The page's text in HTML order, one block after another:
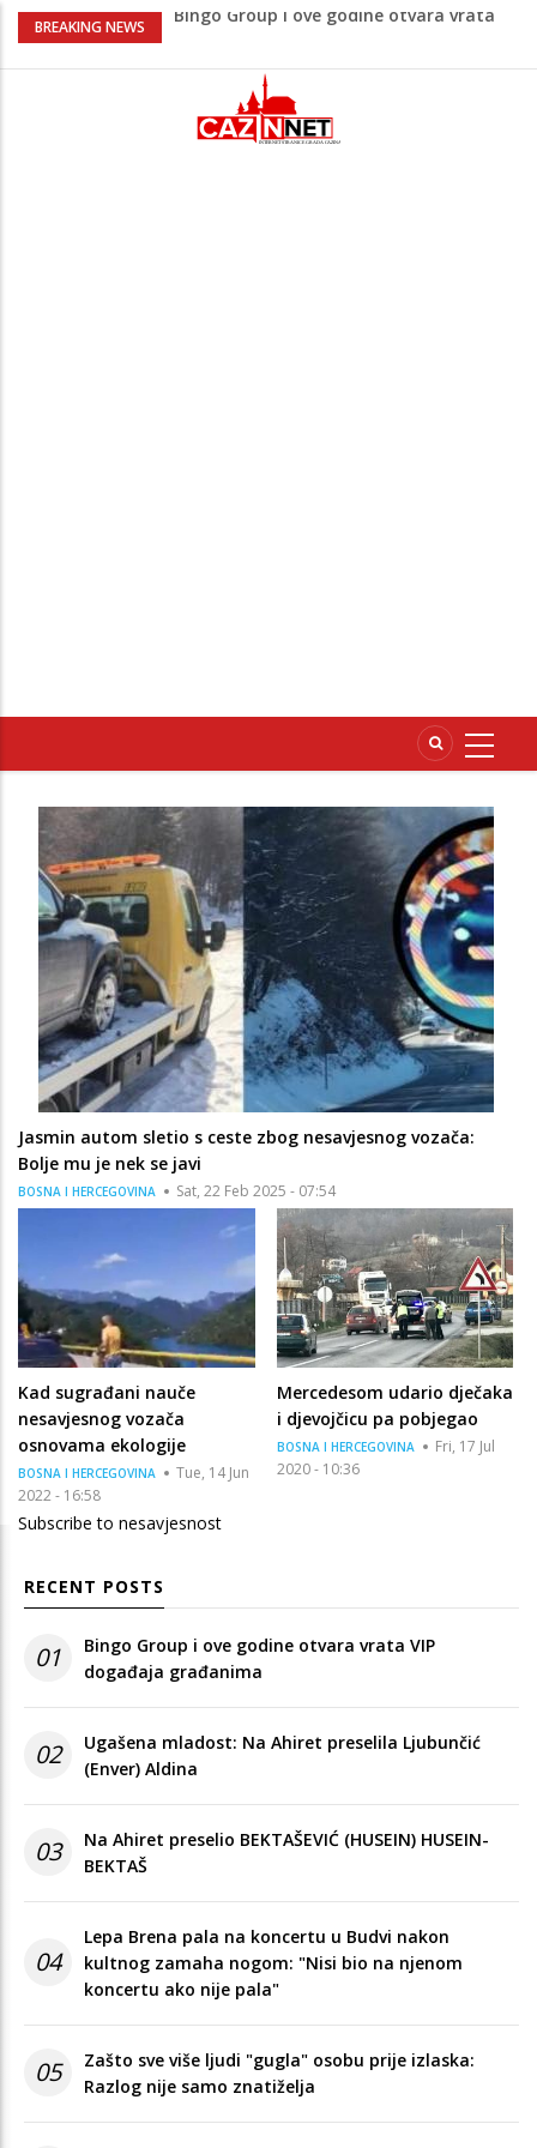
BREAKING NEWS
Bingo Group i ove godine otvara vrata
Lepa Brena pala na koncertu u Budvi
nakon kultnog zamaha nogom: "Nisi bio
na njenom koncertu ako nije pala"
Na Ahiret preselio BEKTAŠEVIĆ (HUSEIN)
Jasmin autom sletio s ceste zbog nesavjesnog vozača:
Bolje mu je nek se javi
BOSNA I HERCEGOVINA Sat, 22 Feb 2025 - 07:54
Kad sugrađani nauče
nesavjesnog vozača
osnovama ekologije
BOSNA I HERCEGOVINA
Tue, 14 Jun
2022 - 16:58
Mercedesom udario dječaka
i djevojčicu pa pobjegao
BOSNA I HERCEGOVINA
Fri, 17 Jul
2020 - 10:36
Subscribe to nesavjesnost
RECENT POSTS
01
Bingo Group i ove godine otvara vrata VIP
događaja građanima
02
Ugašena mladost: Na Ahiret preselila Ljubunčić
(Enver) Aldina
03
Na Ahiret preselio BEKTAŠEVIĆ (HUSEIN) HUSEIN-
BEKTAŠ
04
Lepa Brena pala na koncertu u Budvi nakon
kultnog zamaha nogom: "Nisi bio na njenom
koncertu ako nije pala"
05
Zašto sve više ljudi "gugla" osobu prije izlaska:
Razlog nije samo znatiželja